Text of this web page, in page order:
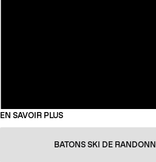
EN SAVOIR PLUS
BATONS SKI DE